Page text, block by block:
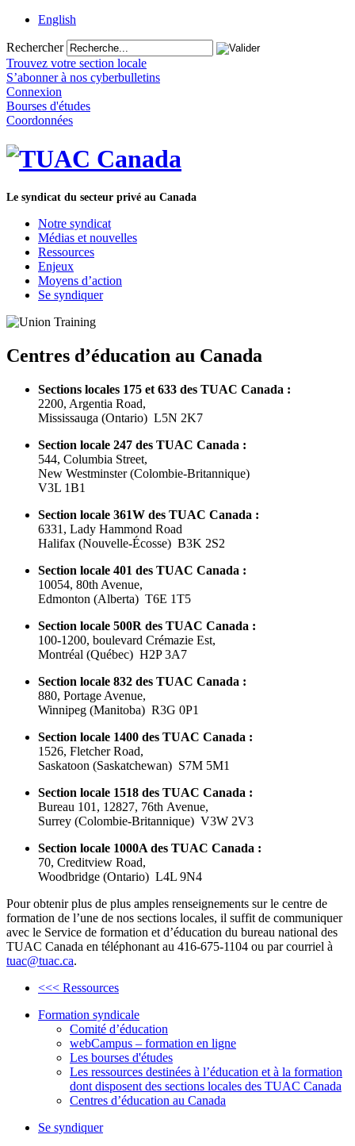
English
Rechercher
Trouvez votre section locale
S’abonner à nos cyberbulletins
Connexion
Bourses d'études
Coordonnées
Le syndicat du secteur privé au Canada
Notre syndicat
Médias et nouvelles
Ressources
Enjeux
Moyens d’action
Se syndiquer
Centres d’éducation au Canada
Sections locales 175 et 633 des TUAC Canada :
2200, Argentia Road,
Mississauga (Ontario) L5N 2K7
Section locale 247 des TUAC Canada :
544, Columbia Street,
New Westminster (Colombie-Britannique)
V3L 1B1
Section locale 361W des TUAC Canada :
6331, Lady Hammond Road
Halifax (Nouvelle-Écosse) B3K 2S2
Section locale 401 des TUAC Canada :
10054, 80th Avenue,
Edmonton (Alberta) T6E 1T5
Section locale 500R des TUAC Canada :
100-1200, boulevard Crémazie Est,
Montréal (Québec) H2P 3A7
Section locale 832 des TUAC Canada :
880, Portage Avenue,
Winnipeg (Manitoba) R3G 0P1
Section locale 1400 des TUAC Canada :
1526, Fletcher Road,
Saskatoon (Saskatchewan) S7M 5M1
Section locale 1518 des TUAC Canada :
Bureau 101, 12827, 76th Avenue,
Surrey (Colombie-Britannique) V3W 2V3
Section locale 1000A des TUAC Canada :
70, Creditview Road,
Woodbridge (Ontario) L4L 9N4
Pourobtenirplus de plus amples renseignements surle centre de
formation de l’une de nos sections locales, il suffit de communiquer
avec le Service de formation et d’éducation du bureau national des
TUAC Canada en téléphonant au 416-675-1104 ou parcourriel à
tuac@tuac.ca.
<<< Ressources
Formation syndicale
Comité d’éducation
webCampus – formation en ligne
Les bourses d'études
Les ressources destinées à l’éducation et à la formation
dont disposent des sections locales des TUAC Canada
Centres d’éducation au Canada
Se syndiquer